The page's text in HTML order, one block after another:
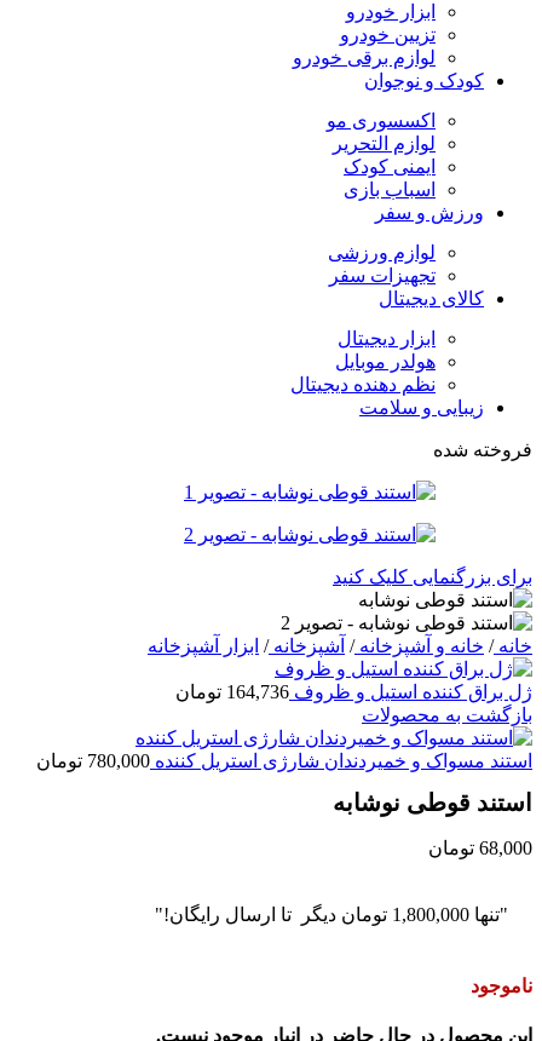
ابزار خودرو
تزیین خودرو
لوازم برقی خودرو
کودک و نوجوان
اکسسوری مو
لوازم التحریر
ایمنی کودک
اسباب بازی
ورزش و سفر
لوازم ورزشی
تجهیزات سفر
کالای دیجیتال
ابزار دیجیتال
هولدر موبایل
نظم دهنده دیجیتال
زیبایی و سلامت
فروخته شده
برای بزرگنمایی کلیک کنید
خانه/ خانه و آشپزخانه/ آشپزخانه/ ابزار آشپزخانه
ژل براق کننده استیل و ظروف 164,736 تومان
بازگشت به محصولات
استند مسواک و خمیردندان شارژی استریل کننده 780,000 تومان
استند قوطی نوشابه
68,000 تومان
"تنها 1,800,000 تومان دیگر تا ارسال رایگان!"
ناموجود
این محصول در حال حاضر در انبار موجود نیست.